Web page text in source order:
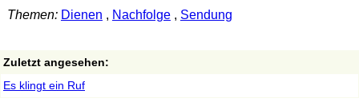
Themen: Dienen , Nachfolge, Sendung
Zuletzt angesehen:
Es klingt ein Ruf